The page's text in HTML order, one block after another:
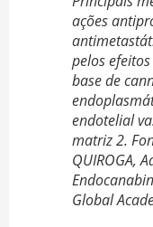
ações
pelos
base de
endotelial
matriz 2.
QUIROGA,
Global